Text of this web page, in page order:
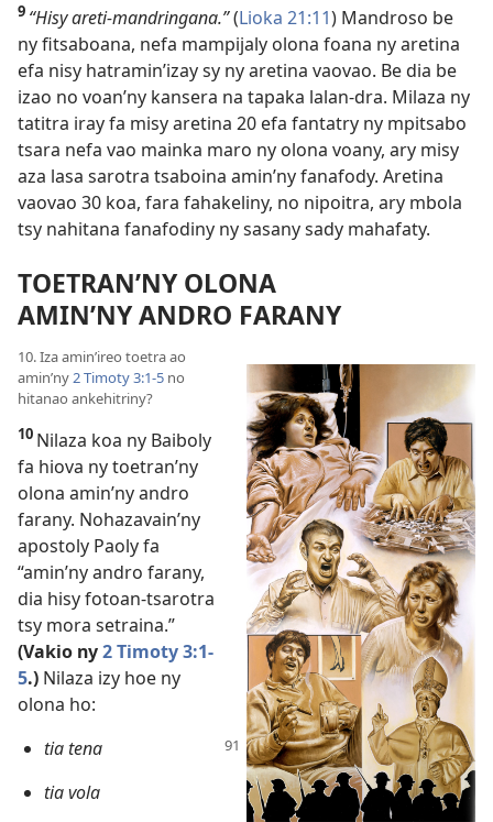
9 “Hisy areti-mandringana.”(Lioka 21:11) Mandroso be
ny fitsaboana, nefa mampijaly olona foana ny aretina
efa nisy hatramin’izay sy ny aretina vaovao. Be dia be
izao no voan’ny kansera na tapaka lalan-dra. Milaza ny
tatitra iray fa misy aretina 20 efa fantatry ny mpitsabo
tsara nefa vao mainka maro ny olona voany, ary misy
aza lasa sarotra tsaboina amin’ny fanafody. Aretina
vaovao 30 koa, fara fahakeliny, no nipoitra, ary mbola
tsy nahitana fanafodiny ny sasany sady mahafaty.
TOETRAN’NY OLONA
AMIN’NY ANDRO FARANY
10. Iza amin’ireo toetra ao
amin’ny 2 Timoty 3:1-5 no
hitanao ankehitriny?
10 Nilaza koa ny Baiboly
fa hiova ny toetran’ny
olona amin’ny andro
farany. Nohazavain’ny
apostoly Paoly fa
“amin’ny andro farany,
dia hisy fotoan-tsarotra
tsy mora setraina.”
(Vakio ny2 Timoty 3:1-
5.) Nilaza izy hoe ny
olona ho:
tia tena
tia vola